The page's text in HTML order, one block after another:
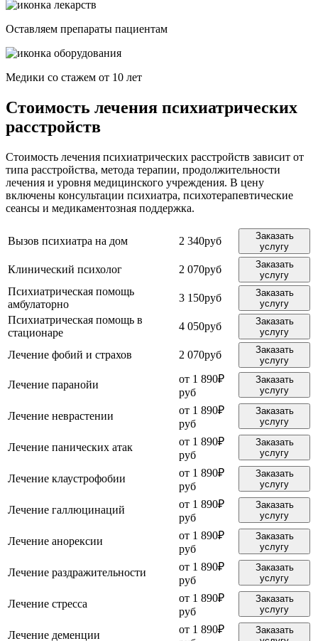
Оставляем препараты пациентам
Медики со стажем от 10 лет
Стоимость лечения психиатрических
расстройств
Стоимость лечения психиатрических расстройств зависит от
типа расстройства, метода терапии, продолжительности
лечения и уровня медицинского учреждения. В цену
включены консультации психиатра, психотерапевтические
сеансы и медикаментозная поддержка.
Вызов психиатра на дом 2 340руб
Заказать
услугу
Клинический психолог 2 070руб
Заказать
услугу
Психиатрическая помощь
амбулаторно
3 150руб
Заказать
услугу
Психиатрическая помощь в
стационаре
4 050руб
Заказать
услугу
Лечение фобий и страхов 2 070руб
Заказать
услугу
Лечение паранойи
от 1 890₽
руб
Заказать
услугу
Лечение неврастении
от 1 890₽
руб
Заказать
услугу
Лечение панических атак
от 1 890₽
руб
Заказать
услугу
Лечение клаустрофобии
от 1 890₽
руб
Заказать
услугу
Лечение галлюцинаций
от 1 890₽
руб
Заказать
услугу
Лечение анорексии
от 1 890₽
руб
Заказать
услугу
Лечение раздражительности
от 1 890₽
руб
Заказать
услугу
Лечение стресса
от 1 890₽
руб
Заказать
услугу
Лечение деменции
от 1 890₽
Заказать